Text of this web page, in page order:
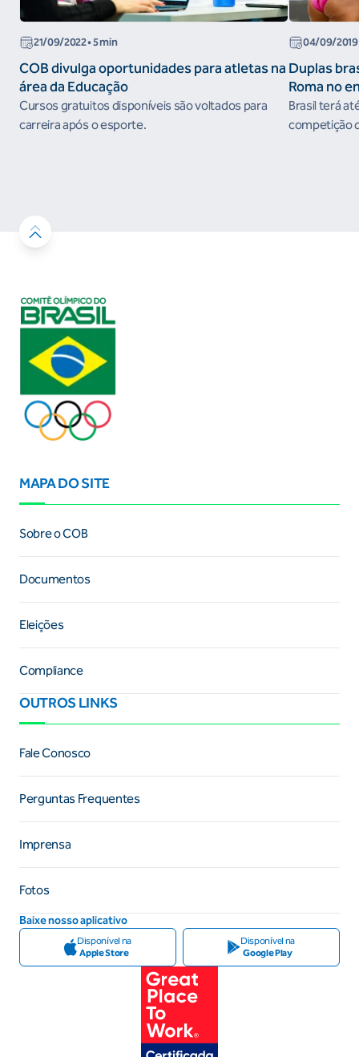
21/09/2022• 5 min
COB divulga oportunidades para atletas na
área da Educação
Cursos gratuitos disponíveis são voltados para
carreira após o esporte.
04/09/2019
Duplas
Roma no
do
Brasil terá
competição
MAPA DO SITE
Sobre o COB
Documentos
Eleições
Compliance
OUTROS LINKS
Fale Conosco
Perguntas Frequentes
Imprensa
Fotos
Baixe nosso aplicativo
Disponível na
Apple Store
Disponível na
Google Play